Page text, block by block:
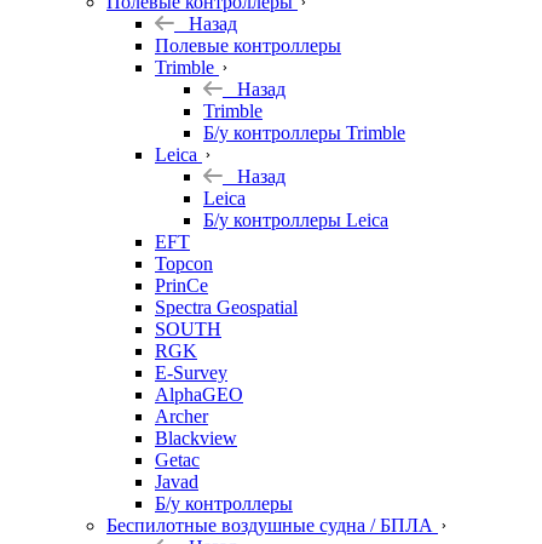
Назад
Полевые контроллеры
Trimble
Назад
Trimble
Б/у контроллеры Trimble
Leica
Назад
Leica
Б/у контроллеры Leica
EFT
Topcon
PrinCe
Spectra Geospatial
SOUTH
RGK
E-Survey
AlphaGEO
Archer
Blackview
Getac
Javad
Б/у контроллеры
Беспилотные воздушные судна / БПЛА